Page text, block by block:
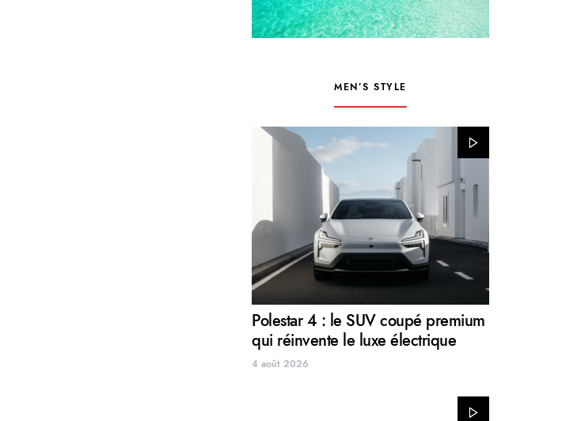
MEN’S STYLE
Polestar 4 : le SUV coupé premium
qui réinvente le luxe électrique
4 août 2026